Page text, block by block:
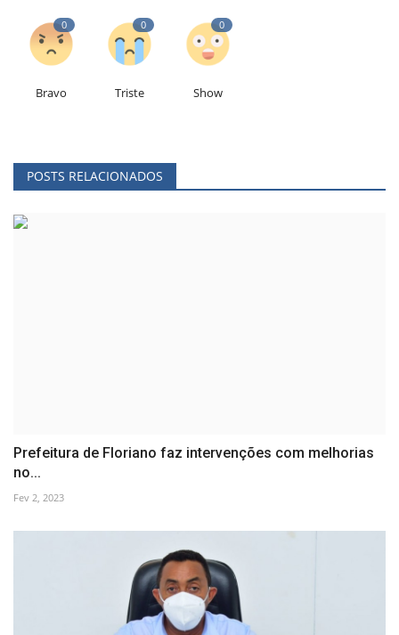
0
Bravo
0
Triste
0
Show
POSTS RELACIONADOS
Prefeitura de Floriano faz intervenções com melhorias
no...
Fev 2, 2023